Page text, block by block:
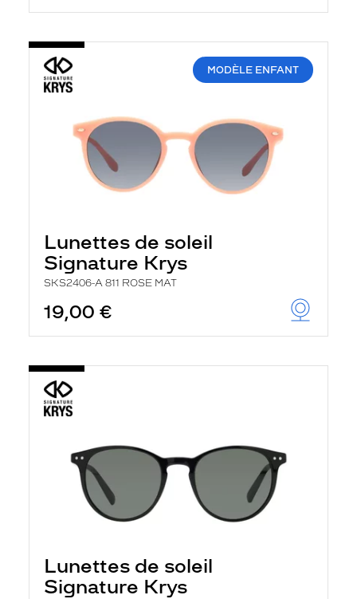
MODÈLE ENFANT
Lunettes de soleil
Signature Krys
SKS2406-A 811 ROSE MAT
19,00 €
Lunettes de soleil
Signature Krys